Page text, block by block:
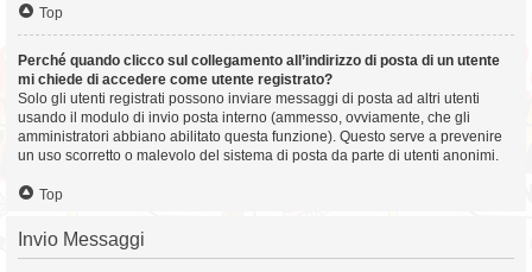
Top
Perché quando clicco sul collegamento all’indirizzo di posta di un utente
mi chiede di accedere come utente registrato?
Solo gli utenti registrati possono inviare messaggi di posta ad altri utenti
usando il modulo di invio posta interno (ammesso, ovviamente, che gli
amministratori abbiano abilitato questa funzione). Questo serve a prevenire
un uso scorretto o malevolo del sistema di posta da parte di utenti anonimi.
Top
Invio Messaggi